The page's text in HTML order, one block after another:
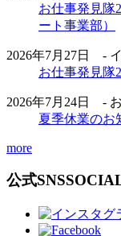
お仕事発見隊
ート事業部）
2026年7月27日 -
お仕事発見隊
2026年7月24日 -
夏季休業のお
more
公式SNS